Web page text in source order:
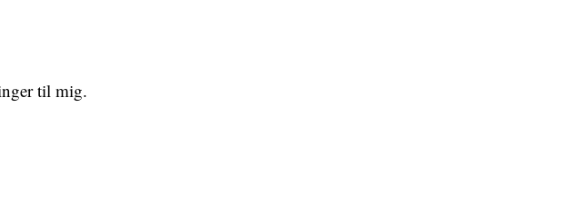
til mig.